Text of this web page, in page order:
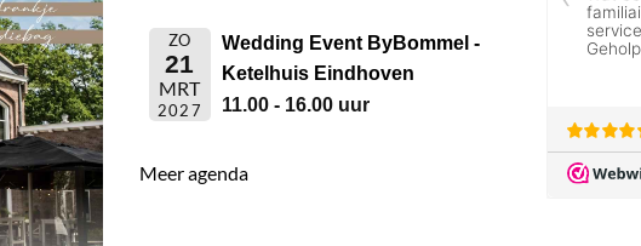
ZO
21
MRT
2027
Wedding Event ByBommel -
Ketelhuis Eindhoven
11.00 - 16.00 uur
Meer agenda